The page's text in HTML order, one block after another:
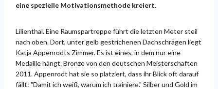
eine spezielle Motivationsmethode kreiert.
Lilienthal. Eine Raumspartreppe führt die letzten Meter steil
nach oben. Dort, unter gelb gestrichenen Dachschrägen liegt
Katja Appenrodts Zimmer. Es ist eines, in dem nur eine
Medaille hängt. Bronze von den deutschen Meisterschaften
2011. Appenrodt hat sie so platziert, dass ihr Blick oft darauf
fällt: "Damit ich weiß, warum ich trainiere." Silber und Gold im